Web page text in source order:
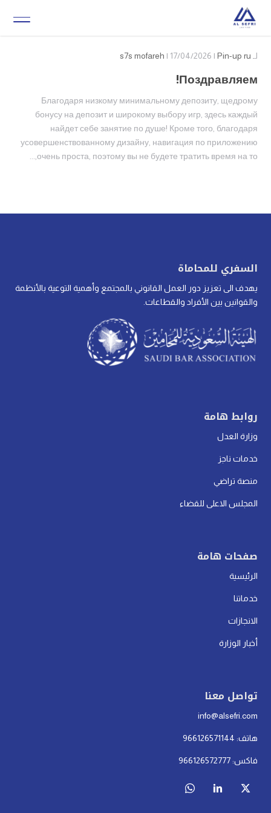
لـ s7s mofareh | 17/04/2026 | Pin-up ru
Поздравляем!
Благодаря низкому минимальному депозиту, щедрому
бонусу на депозит и широкому выбору игр, здесь каждый
найдет себе занятие по душе! Кроме того, благодаря
усовершенствованному дизайну, навигация по приложению
очень проста, поэтому вы не будете тратить время на то,...
السفري للمحاماة
يهدف الى تعزيز دور العمل القانوني بالمجتمع وأهمية التوعية بالأنظمة
والقوانين بين الأفراد والقطاعات.
روابط هامة
وزارة العدل
خدمات ناجز
منصة تراضي
المجلس الاعلى للقضاء
صفحات هامة
الرئيسية
خدماتنا
الانجازات
أخبار الوزارة
تواصل معنا
info@alsefri.com
هاتف: 966126571144
فاكس: 966126572777